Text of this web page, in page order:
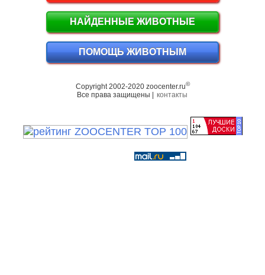
НАЙДЕННЫЕ ЖИВОТНЫЕ
ПОМОЩЬ ЖИВОТНЫМ
Copyright 2002-2020 zoocenter.ru©
Все права защищены | контакты